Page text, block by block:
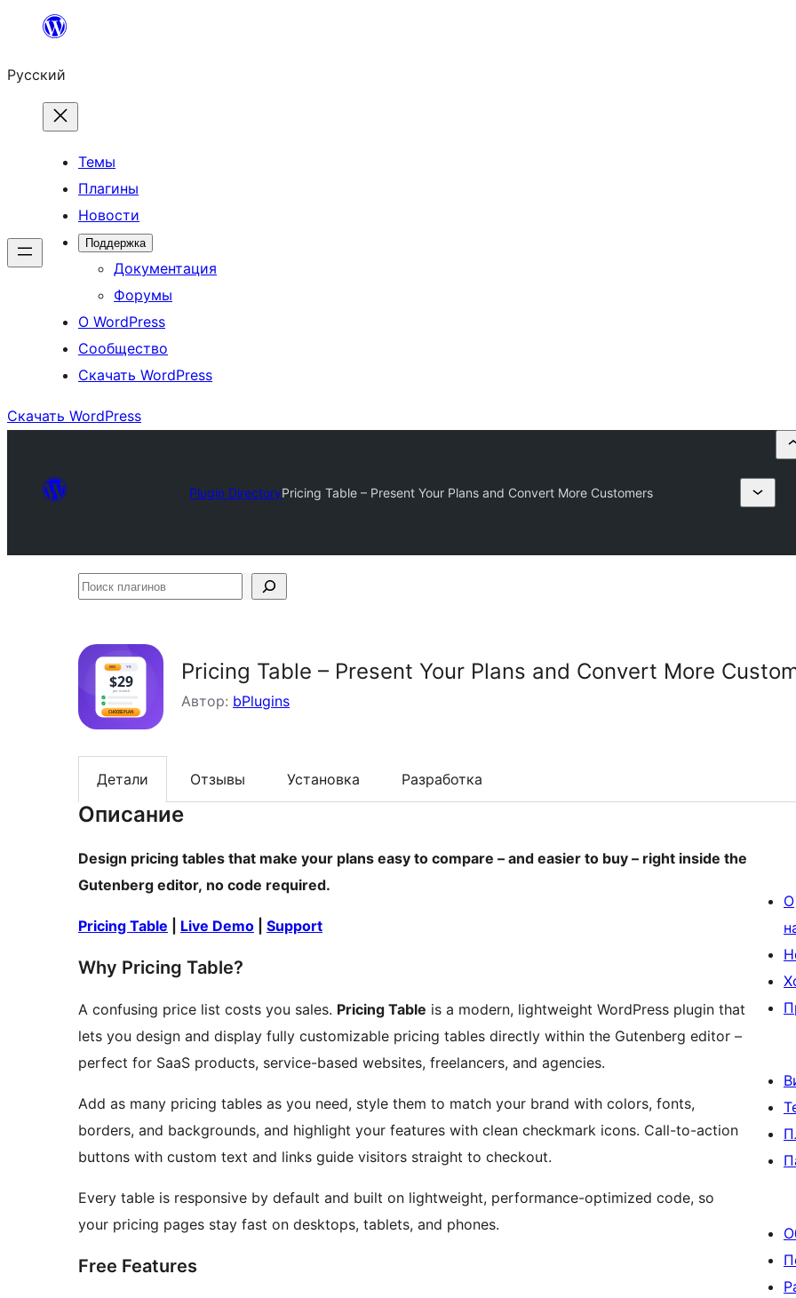
Перейти
содержимому
Русский
Темы
Плагины
Новости
Поддержка
Документация
Форумы
О WordPress
Сообщество
Скачать WordPress
Скачать WordPress
Plugin DirectoryPricing Table – Present Your Plans and Convert More Customers
Поиск
Pricing Table – Present Your Plans and Convert More
Автор: bPlugins
Детали Отзывы Установка Разработка
Описание
Design pricing tables that make your plans easy to compare – and easier to buy – right inside the
Gutenberg editor, no code required.
Pricing Table Live Demo Support
Why Pricing Table?
A confusing price list costs you sales. Pricing Table is a modern, lightweight WordPress plugin that
lets you design and display fully customizable pricing tables directly within the Gutenberg editor –
perfect for SaaS products, service-based websites, freelancers, and agencies.
Add as many pricing tables as you need, style them to match your brand with colors, fonts,
borders, and backgrounds, and highlight your features with clean checkmark icons. Call-to-action
buttons with custom text and links guide visitors straight to checkout.
Every table is responsive by default and built on lightweight, performance-optimized code, so
your pricing pages stay fast on desktops, tablets, and phones.
Free Features
О